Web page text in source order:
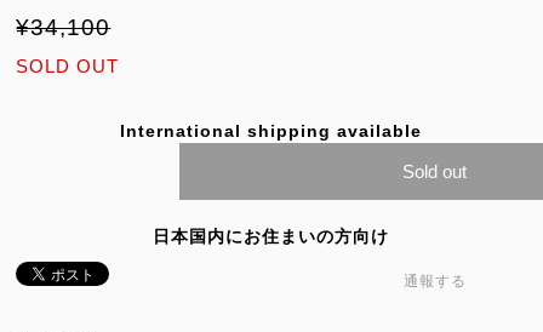
¥34,100
SOLD OUT
International shipping available
Sold out
日本国内にお住まいの方向け
通報する